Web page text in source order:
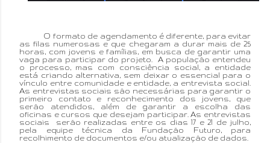
O formato de agendamento é diferente, para evitar
as filas numerosas e que chegaram a durar mais de 25
horas, com jovens e famílias, em busca de garantir uma
vaga para participar do projeto. A população entendeu
o processo, mas com consciência social, a entidade
está criando alternativa, sem deixar o essencial para o
vínculo entre comunidade e entidade, a entrevista social.
As entrevistas sociais são necessárias para garantir o
primeiro contato e reconhecimento dos jovens, que
serão atendidos, além de garantir a escolha das
oficinas e cursos que desejam participar. As entrevistas
sociais serão realizadas entre os dias 17 e 21 de julho,
pela equipe técnica da Fundação Futuro, para
recolhimento de documentos e/ou atualização de dados.